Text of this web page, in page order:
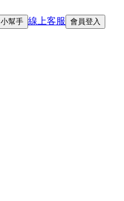
小幫手 線上客服 會員登入